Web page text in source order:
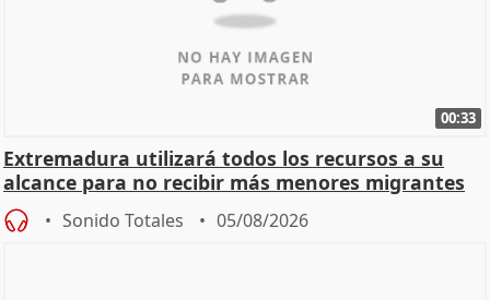
00:33
Extremadura utilizará todos los recursos a su
alcance para no recibir más menores migrantes
Sonido Totales 05/08/2026